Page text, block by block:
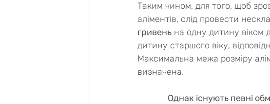
Таким чином, для того, щоб
аліментів, слід провести
гривень на одну дитину віком
дитину старшого віку,
Максимальна межа розміру
визначена.
Однак існують певні